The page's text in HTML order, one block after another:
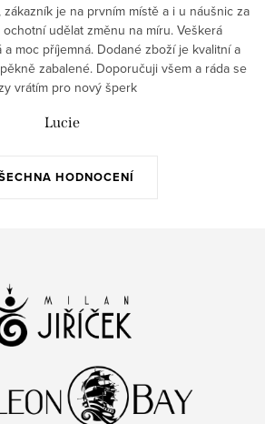
HODNOCENÍ
je na prvním místě a i u náušnic za
udělat změnu na míru. Veškerá
moc příjemná. Dodané zboží je kvalitní a
zabalené. Doporučuji všem a ráda se
vrátím pro nový šperk
Lucie